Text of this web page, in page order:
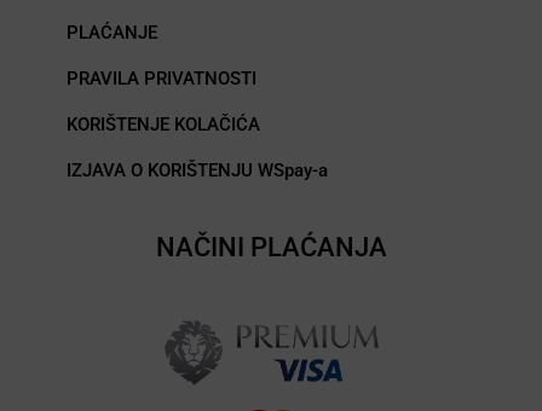
PLAĆANJE
PRAVILA PRIVATNOSTI
KORIŠTENJE KOLAČIĆA
IZJAVA O KORIŠTENJU WSpay-a
NAČINI PLAĆANJA